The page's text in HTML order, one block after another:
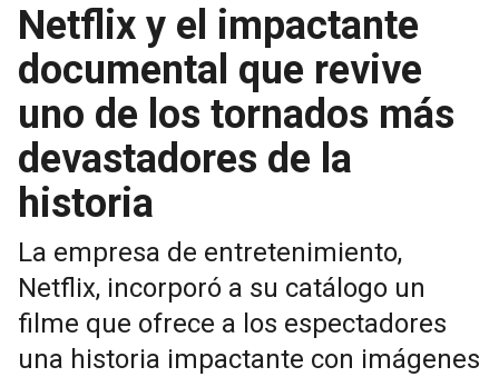
Netflix y el impactante
documental que revive
uno de los tornados más
devastadores de la
historia
La empresa de entretenimiento,
Netflix, incorporó a su catálogo un
filme que ofrece a los espectadores
una historia impactante con imágenes